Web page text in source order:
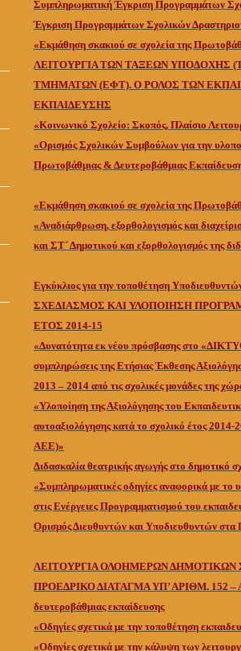
Συμπληρωματική Έγκριση Προγραμμάτων
Έγκριση Προγραμμάτων Σχολικών
«Εκμάθηση σκακιού σε σχολεία της
ΛΕΙΤΟΥΡΓΙΑ ΤΩΝ ΤΑΞΕΩΝ ΥΠΟΔΟΧΗΣ
ΤΜΗΜΑΤΩΝ (ΕΦΤ). Ο ΡΟΛΟΣ ΤΩΝ
ΕΚΠΑΙΔΕΥΣΗΣ
«Κοινωνικό Σχολείο: Σκοπός, Πλαίσιο
«Ορισμός Σχολικών Συμβούλων για την
Πρωτοβάθμιας & Δευτεροβάθμιας
«Εκμάθηση σκακιού σε σχολεία της
«Αναδιάρθρωση, εξορθολογισμός και
και ΣΤ΄ Δημοτικού και εξορθολογισμός της
Εγκύκλιος για την τοποθέτηση
ΣΧΕΔΙΑΣΜΟΣ ΚΑΙ ΥΛΟΠΟΙΗΣΗ
ΕΤΟΣ 2014-15
«Δυνατότητα εκ νέου πρόσβασης στο
συμπληρώσεις της Ετήσιας Έκθεσης
2013 – 2014 από τις σχολικές μονάδες της
«Υλοποίηση της Αξιολόγησης του
αυτοαξιολόγησης κατά το σχολικό έτος
ΑΕΕ)»
Διδασκαλία θεατρικής αγωγής στο δημοτικό
«Συμπληρωματικές οδηγίες αναφορικά με
στις Ενέργειες Προγραμματισμού του
Ορισμός Διευθυντών και Υποδιευθυντών
ΛΕΙΤΟΥΡΓΙΑ ΟΛΟΗΜΕΡΩΝ ΔΗΜΟΤΙΚΩΝ
ΠΡΟΕΔΡΙΚΟ ΔΙΑΤΑΓΜΑ ΥΠ’ ΑΡΙΘΜ. 152 –
δευτεροβάθμιας εκπαίδευσης
«Οδηγίες σχετικά με την τοποθέτηση
«Οδηγίες σχετικά με την κάλυψη των